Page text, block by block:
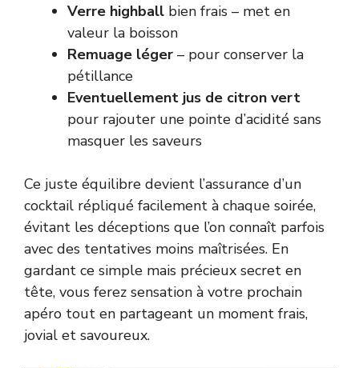
Verre highball bien frais – met en
valeur la boisson
Remuage léger – pour conserver la
pétillance
Eventuellement jus de citron vert
pour rajouter une pointe d’acidité sans
masquer les saveurs
Ce juste équilibre devient l’assurance d’un
cocktail répliqué facilement à chaque soirée,
évitant les déceptions que l’on connaît parfois
avec des tentatives moins maîtrisées. En
gardant ce simple mais précieux secret en
tête, vous ferez sensation à votre prochain
apéro tout en partageant un moment frais,
jovial et savoureux.